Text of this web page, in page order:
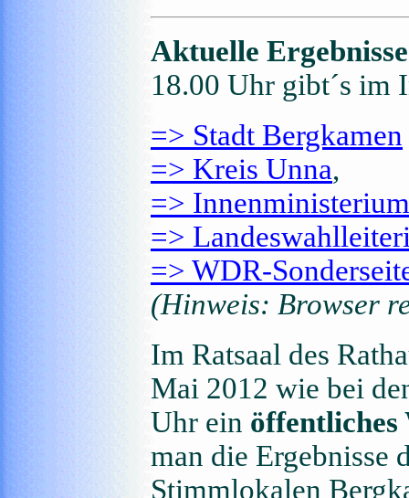
Aktuelle
18.00 Uhr gibt´s im
=> Stadt Bergkamen
=> Kreis Unna,
=>
=>
=> WDR-
(Hinweis: Browser
Im Ratsaal des
Mai 2012 wie bei
Uhr ein öffentliches
man die Ergebnisse
Stimmlokalen